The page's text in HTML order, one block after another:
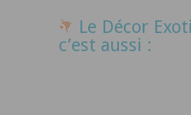
Le Décor
c’est aussi :